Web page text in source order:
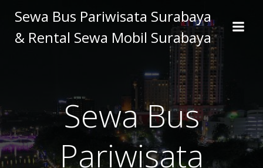
to
content
Sewa Bus Pariwisata Surabaya
& Rental Sewa Mobil Surabaya
Sewa Bus
Pariwisata